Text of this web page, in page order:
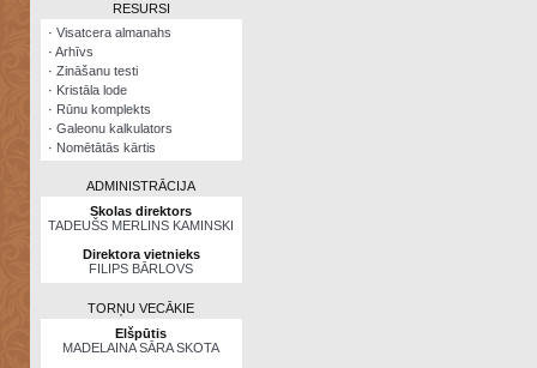
RESURSI
· Visatcera almanahs
· Arhīvs
· Zināšanu testi
· Kristāla lode
· Rūnu komplekts
· Galeonu kalkulators
· Nomētātās kārtis
ADMINISTRĀCIJA
Skolas direktors
TADEUŠS MERLINS KAMINSKI
Direktora vietnieks
FILIPS BĀRLOVS
TORŅU VECĀKIE
Elšpūtis
MADELAINA SĀRA SKOTA